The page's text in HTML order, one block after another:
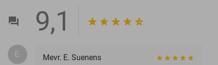
9,1
E.
Mevr. E. Suenens